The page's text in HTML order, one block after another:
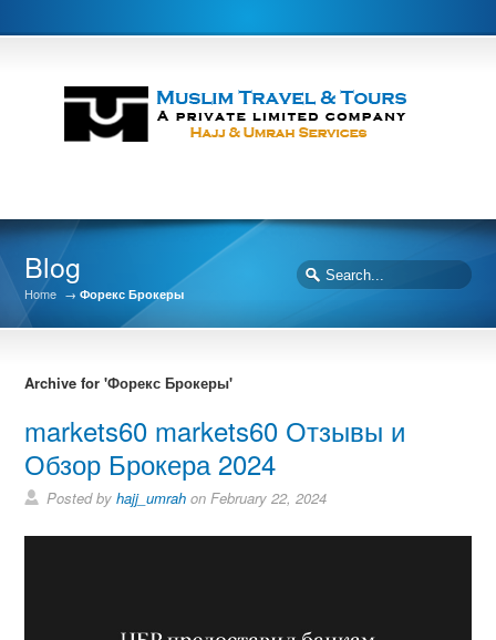
Blog
Home →Форекс Брокеры
Archive for 'Форекс Брокеры'
markets60 markets60 Отзывы и
Обзор Брокера 2024
Posted byhajj_umrah on February 22, 2024